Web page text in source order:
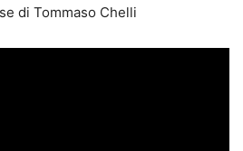
di Tommaso Chelli